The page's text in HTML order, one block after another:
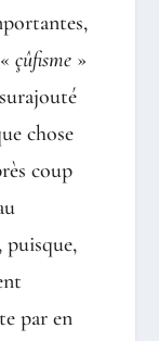
çûfisme»
chose
coup
puisque,
par en